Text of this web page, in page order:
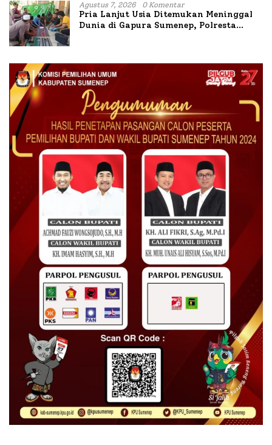
Agustus 7, 2026 0 Komentar
Pria Lanjut Usia Ditemukan Meninggal
Dunia di Gapura Sumenep, Polresta